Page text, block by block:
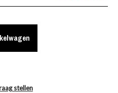
stellen